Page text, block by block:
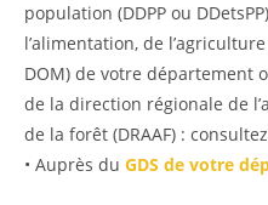
population (DDPP ou
l’alimentation, de
DOM) de votre département
de la direction régionale de
de la forêt (DRAAF) : consultez
• Auprès du GDS de votre